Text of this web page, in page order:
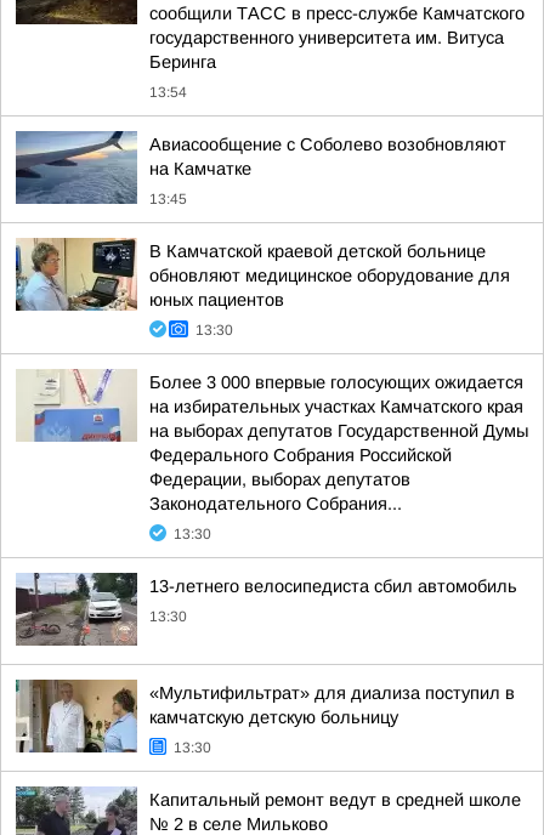
сообщили ТАСС в пресс-службе Камчатского
государственного университета им. Витуса
Беринга
13:54
Авиасообщение с Соболево возобновляют
на Камчатке
13:45
В Камчатской краевой детской больнице
обновляют медицинское оборудование для
юных пациентов
13:30
Более 3 000 впервые голосующих ожидается
на избирательных участках Камчатского края
на выборах депутатов Государственной Думы
Федерального Собрания Российской
Федерации, выборах депутатов
Законодательного Собрания...
13:30
13-летнего велосипедиста сбил автомобиль
13:30
«Мультифильтрат» для диализа поступил в
камчатскую детскую больницу
13:30
Капитальный ремонт ведут в средней школе
№ 2 в селе Мильково